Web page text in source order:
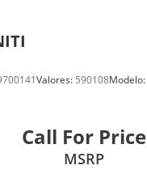
Valores: 590108Modelo:
Call For Price
MSRP